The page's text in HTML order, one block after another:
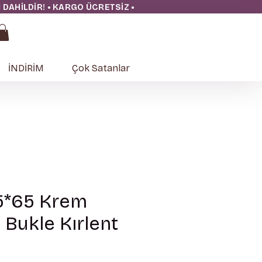
• KARGO ÜCRETSİZ •
İNDİRİM Çok Satanlar
Krem
Bukle Kırlent